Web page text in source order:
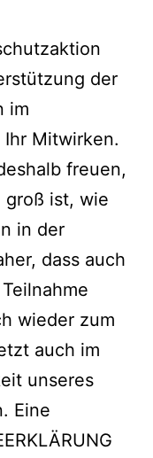
der
im
Ihr Mitwirken.
freuen,
groß ist, wie
in der
dass auch
wieder zum
auch im
unseres
Eine